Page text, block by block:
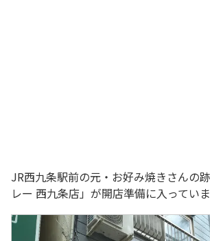
JR西九条駅前の元・お好み焼きさんの
レー 西九条店」が開店準備に入っていま